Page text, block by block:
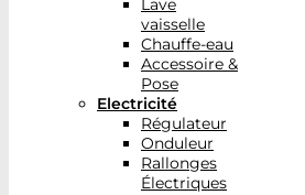
Lave
vaisselle
Chauffe-eau
Accessoire &
Pose
Electricité
Régulateur
Onduleur
Rallonges
Électriques